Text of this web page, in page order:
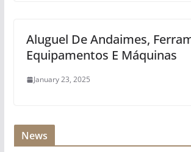
Aluguel De Andaimes,
Equipamentos E Máquinas
January 23, 2025
News